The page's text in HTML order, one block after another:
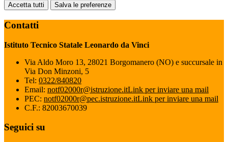
Accetta tutti Salva le preferenze
Contatti
Istituto Tecnico Statale Leonardo da Vinci
Via Aldo Moro 13, 28021 Borgomanero (NO) e succursale in
Via Don Minzoni, 5
Tel: 0322/840820
Email: notf02000r@istruzione.itLink per inviare una mail
PEC: notf02000r@pec.istruzione.itLink per inviare una mail
C.F.: 82003670039
Seguici su